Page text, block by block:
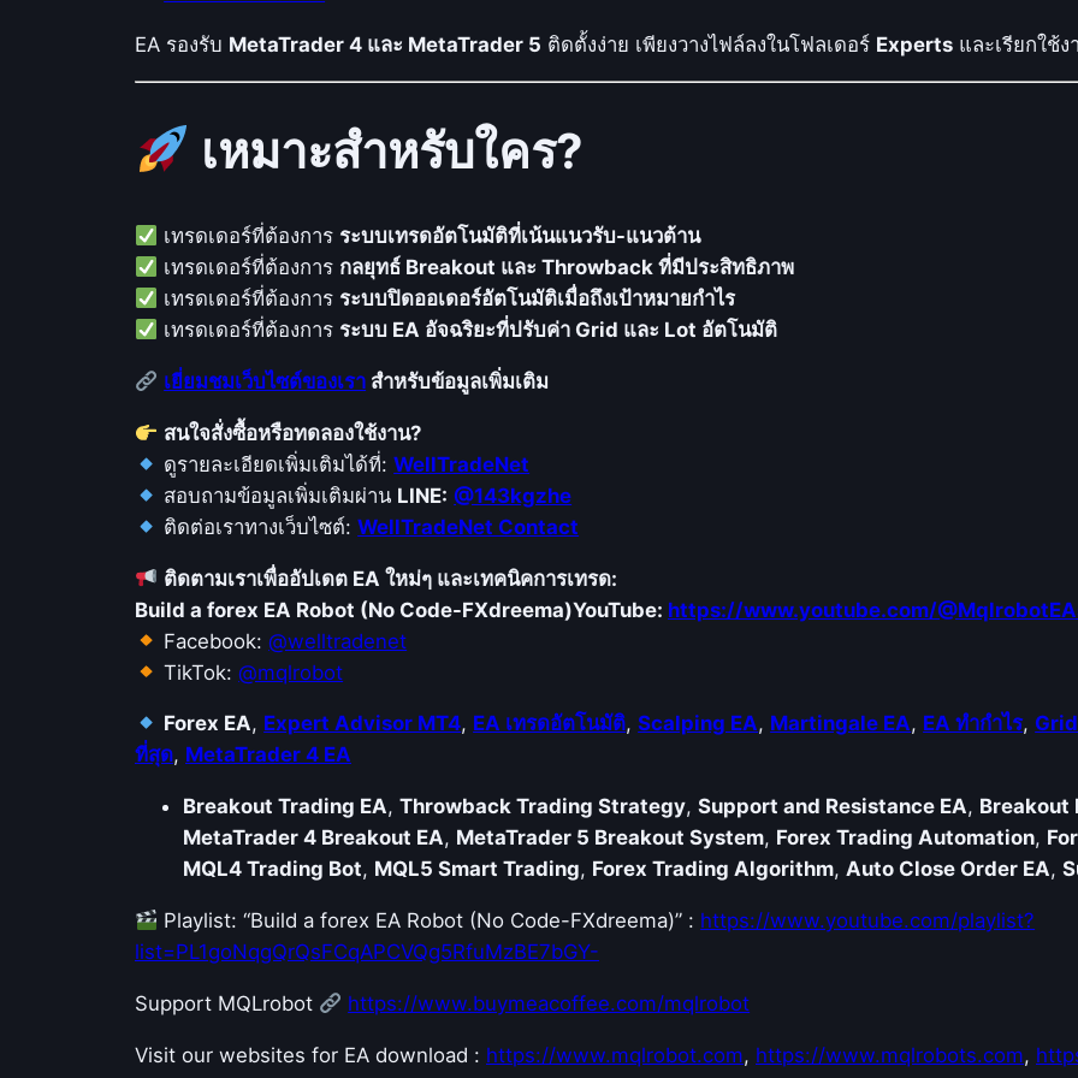
EA รองรับ MetaTrader 4 และ MetaTrader 5 ติดตั้งง่าย เพียงวางไฟล์ลงในโฟลเดอร์ Experts และเรียกใช้ง
เหมาะสำหรับใคร?
เทรดเดอร์ที่ต้องการ ระบบเทรดอัตโนมัติที่เน้นแนวรับ-แนวต้าน
เทรดเดอร์ที่ต้องการ กลยุทธ์ Breakout และ Throwback ที่มีประสิทธิภาพ
เทรดเดอร์ที่ต้องการ ระบบปิดออเดอร์อัตโนมัติเมื่อถึงเป้าหมายกำไร
เทรดเดอร์ที่ต้องการ ระบบ EA อัจฉริยะที่ปรับค่า Grid และ Lot อัตโนมัติ
เยี่ยมชมเว็บไซต์ของเรา สำหรับข้อมูลเพิ่มเติม
สนใจสั่งซื้อหรือทดลองใช้งาน?
ดูรายละเอียดเพิ่มเติมได้ที่:WellTradeNet
สอบถามข้อมูลเพิ่มเติมผ่าน LINE: @143kgzhe
ติดต่อเราทางเว็บไซต์:WellTradeNet Contact
ติดตามเราเพื่ออัปเดต EA ใหม่ๆ และเทคนิคการเทรด:
Build a forex EA Robot (No Code-FXdreema)YouTube: https://www.youtube.com/
Facebook:@welltradenet
TikTok:@mqlrobot
Forex EA, Expert Advisor MT4, EA เทรดอัตโนมัติ,Scalping EA, Martingale EA, EA ทำกำไร,
ที่สุด, MetaTrader 4 EA
Breakout Trading EA, Throwback Trading Strategy, Support and Resistance EA, Breakout
MetaTrader 4 Breakout EA, MetaTrader 5 Breakout System, Forex Trading Automation,
MQL4 Trading Bot, MQL5 Smart Trading, Forex Trading Algorithm, Auto Close Order EA,
Playlist: “Build a forex EA Robot (No Code-FXdreema)” : https://www.youtube.com/playlist?
list=PL1goNqgQrQsFCqAPCVQg5RfuMzBE7bGY-
Support MQLrobot https://www.buymeacoffee.com/mqlrobot
Visit our websites for EA download : https://www.mqlrobot.com, https://www.mqlrobots.com,